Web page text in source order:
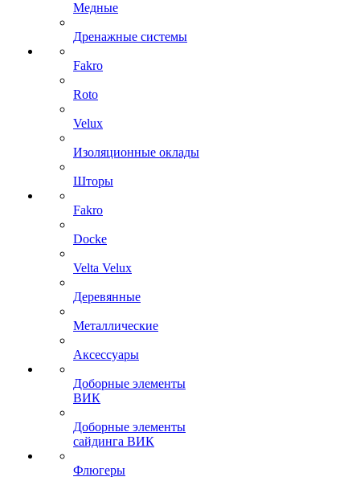
Медные
Дренажные системы
Fakro
Roto
Velux
Изоляционные оклады
Шторы
Fakro
Docke
Velta Velux
Деревянные
Металлические
Аксессуары
Доборные элементы
ВИК
Доборные элементы
сайдинга ВИК
Флюгеры